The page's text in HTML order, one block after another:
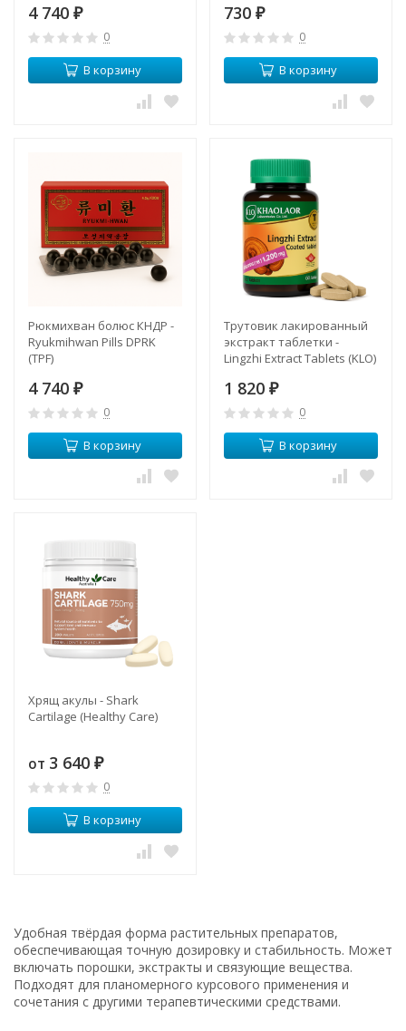
4 740 ₽
0
В корзину
730 ₽
0
В корзину
Рюкмихван болюс КНДР -
Ryukmihwan Pills DPRK
(TPF)
4 740 ₽
0
В корзину
Трутовик лакированный
экстракт таблетки -
Lingzhi Extract Tablets (KLO)
1 820 ₽
0
В корзину
Хрящ акулы - Shark
Cartilage (Healthy Care)
от 3 640 ₽
0
В корзину
Удобная твёрдая форма растительных препаратов,
обеспечивающая точную дозировку и стабильность. Может
включать порошки, экстракты и связующие вещества.
Подходят для планомерного курсового применения и
сочетания с другими терапевтическими средствами.